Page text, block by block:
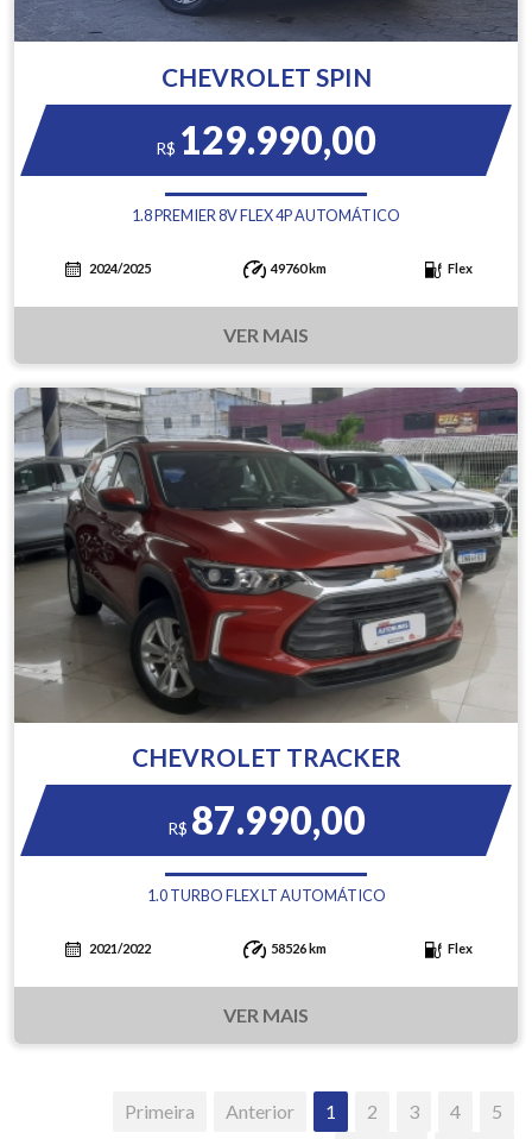
CHEVROLET SPIN
R$ 129.990,00
1.8 PREMIER 8V FLEX 4P AUTOMÁTICO
2024/2025 49760 km Flex
VER MAIS
CHEVROLET TRACKER
R$ 87.990,00
1.0 TURBO FLEX LT AUTOMÁTICO
2021/2022 58526 km Flex
VER MAIS
Primeira Anterior 1 2 3 4
5